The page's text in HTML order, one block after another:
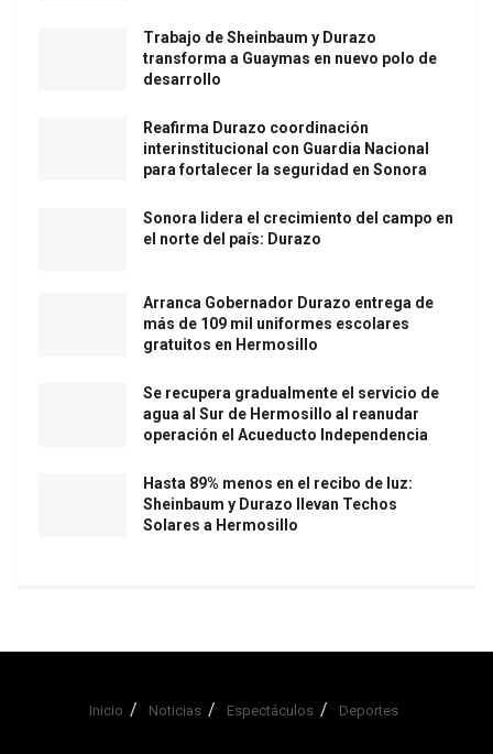
Trabajo de Sheinbaum y Durazo
transforma a Guaymas en nuevo polo de
desarrollo
Reafirma Durazo coordinación
interinstitucional con Guardia Nacional
para fortalecer la seguridad en Sonora
Sonora lidera el crecimiento del campo en
el norte del país: Durazo
Arranca Gobernador Durazo entrega de
más de 109 mil uniformes escolares
gratuitos en Hermosillo
Se recupera gradualmente el servicio de
agua al Sur de Hermosillo al reanudar
operación el Acueducto Independencia
Hasta 89% menos en el recibo de luz:
Sheinbaum y Durazo llevan Techos
Solares a Hermosillo
Inicio Noticias Espectáculos Deportes